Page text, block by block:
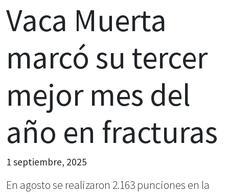
Vaca Muerta
marcó su tercer
mejor mes del
año en fracturas
1 septiembre, 2025
En agosto se realizaron 2.163 punciones en la